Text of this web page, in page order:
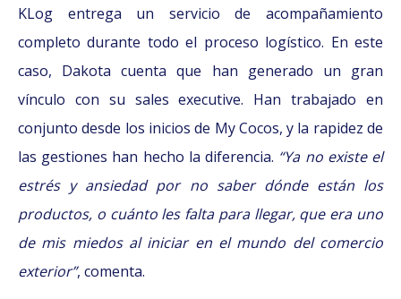
KLog entrega un servicio de acompañamiento
completo durante todo el proceso logístico. En este
caso, Dakota cuenta que han generado un gran
vínculo con su sales executive. Han trabajado en
conjunto desde los inicios de My Cocos, y la rapidez de
las gestiones han hecho la diferencia. “Ya no existe el
estrés y ansiedad por no saber dónde están los
productos, o cuánto les falta para llegar, que era uno
de mis miedos al iniciar en el mundo del comercio
exterior”, comenta.